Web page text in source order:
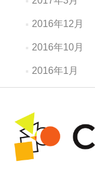
2016年12月
2016年10月
2016年1月